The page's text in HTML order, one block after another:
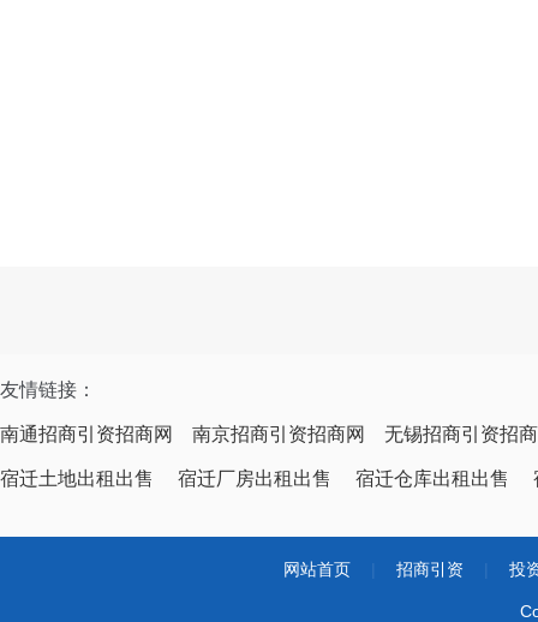
友情链接：
南通招商引资招商网 南京招商引资招商网 无锡招商引资招
宿迁土地出租出售 宿迁厂房出租出售 宿迁仓库出租出售
网站首页 招商引资 投